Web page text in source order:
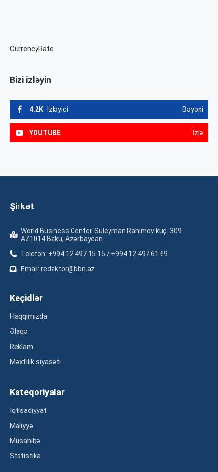
CurrencyRate
Bizi izləyin
4.2K İzləyici Bəyəni
YOUTUBE İzlə
Şirkət
World Business Center. Suleyman Rahimov küç. 309,
AZ1014 Baku, Azərbaycan
Telefon: +994 12 497 15 15 / +994 12 497 61 69
Email: redaktor@bbn.az
Keçidlər
Haqqımızda
Əlaqə
Reklam
Məxfilik siyasəti
Kateqoriyalar
İqtisadiyyat
Maliyyə
Müsahibə
Statistika